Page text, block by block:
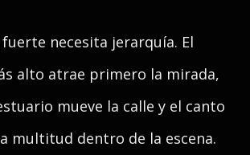
necesita jerarquía. El
alto atrae primero la mirada,
mueve la calle y el canto
multitud dentro de la escena.